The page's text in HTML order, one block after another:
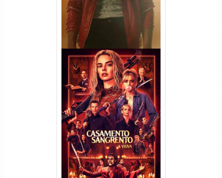
Casamento Sangrento: A
Viúva Torrent (2026) WEB-DL
720p/1080p/4K Dual Áudio